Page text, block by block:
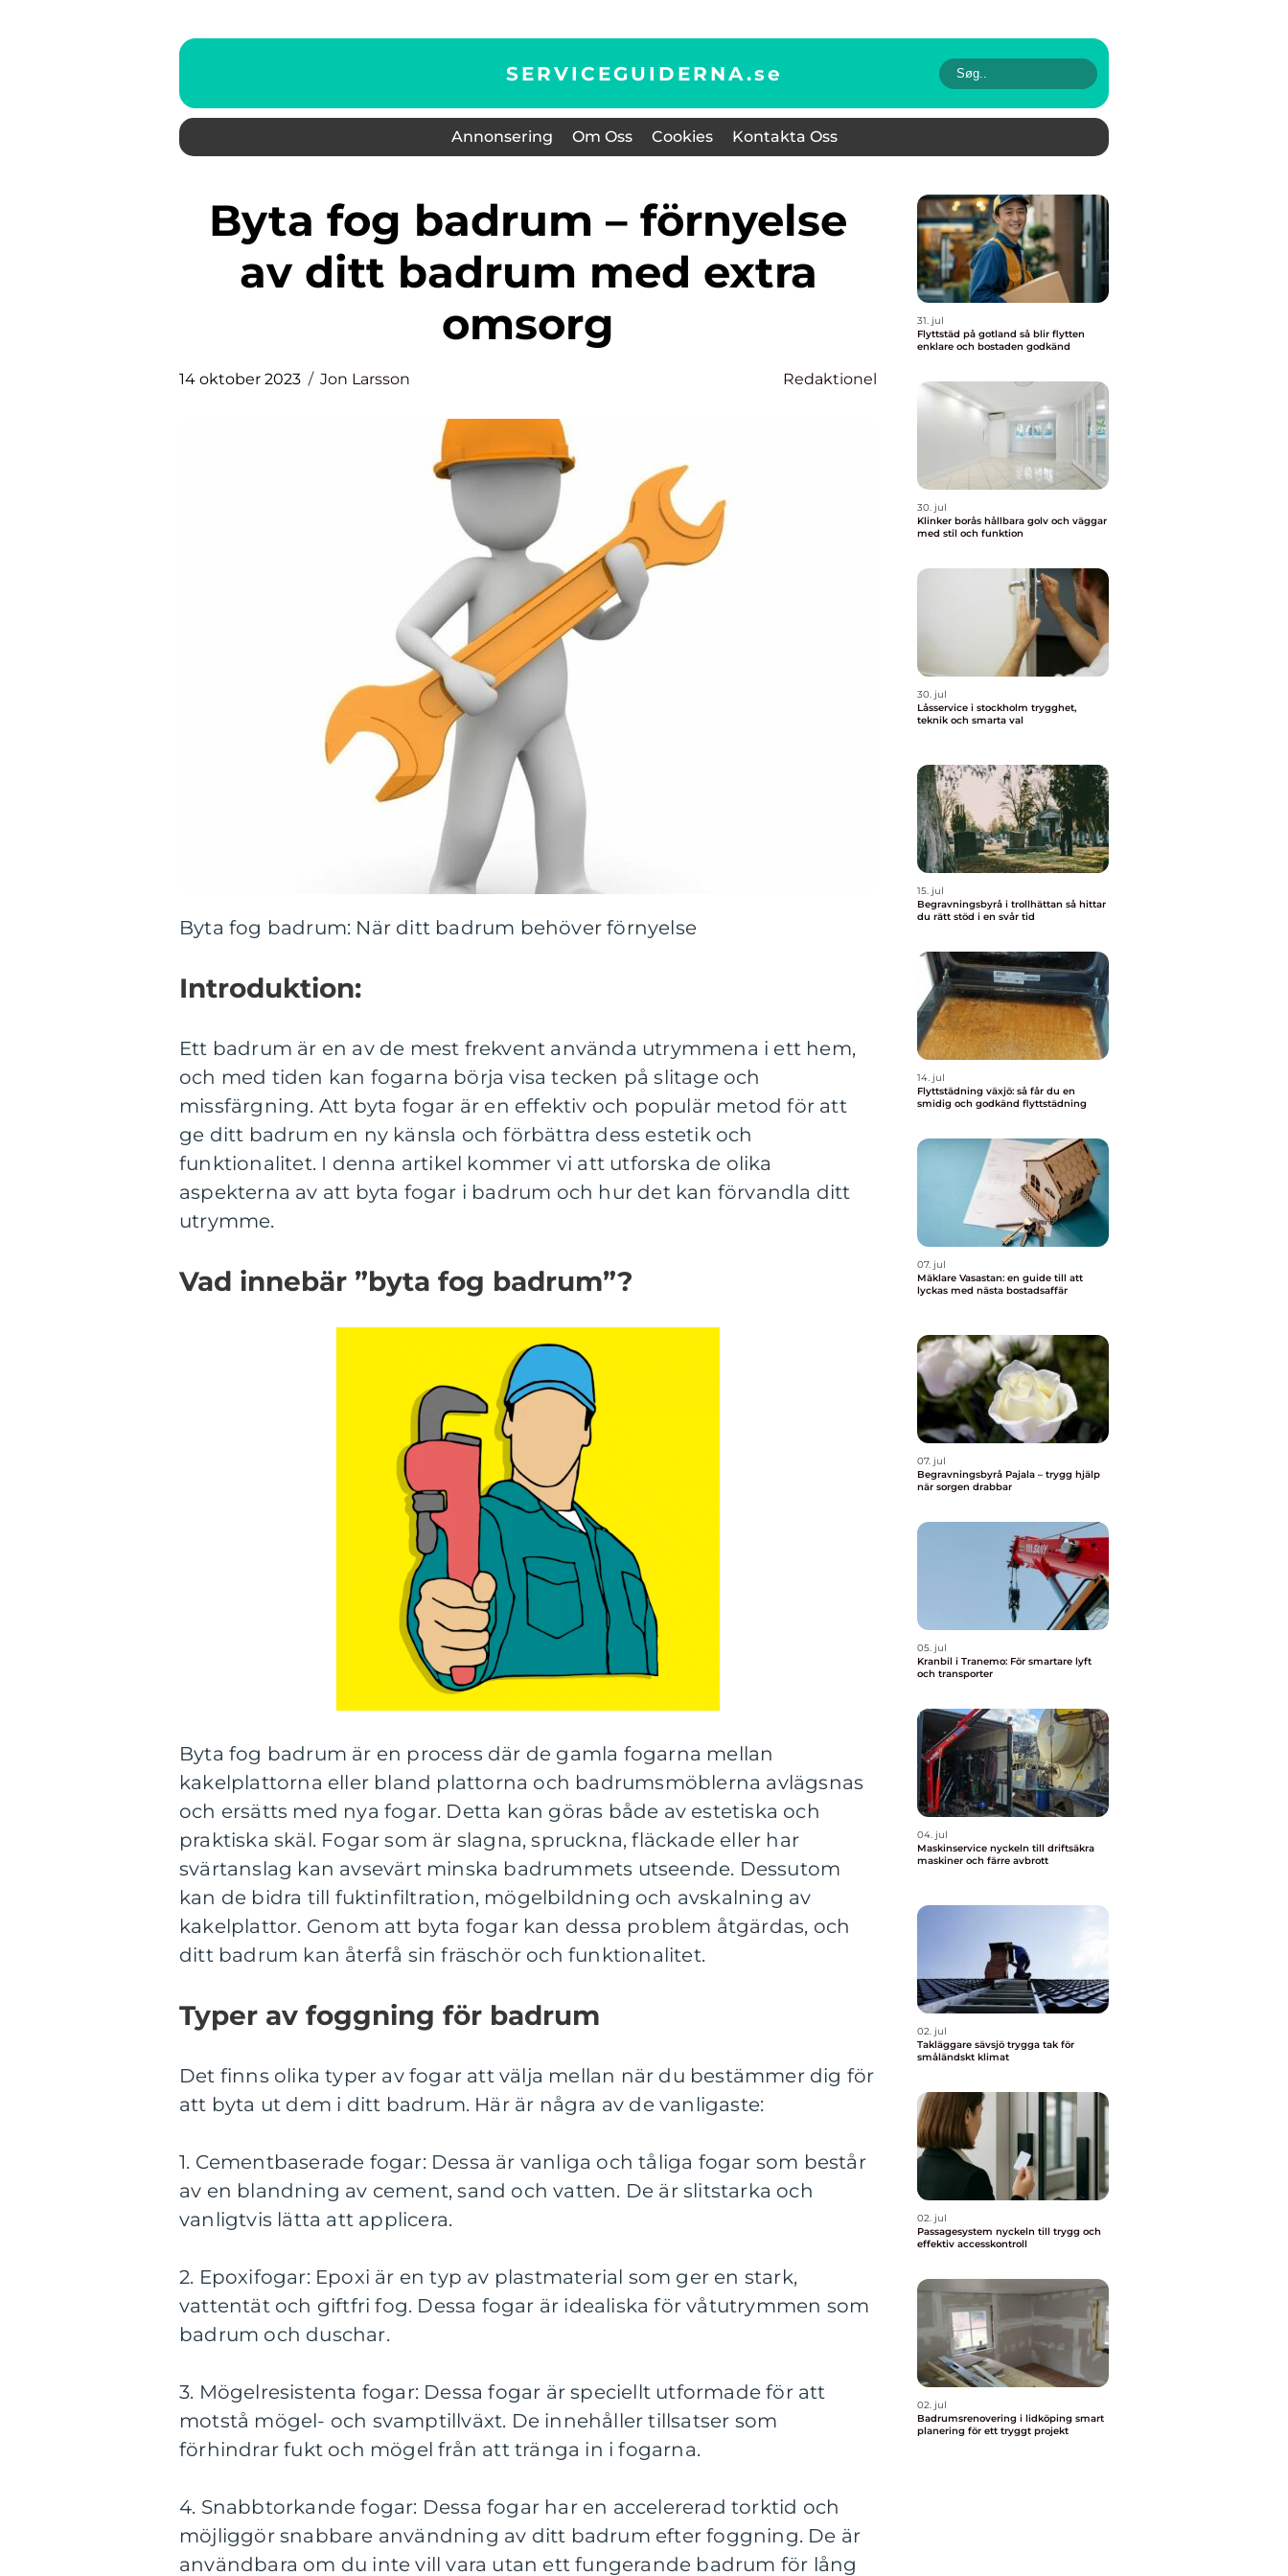
SERVICEGUIDERNA.se
Annonsering Om Oss Cookies Kontakta Oss
Byta fog badrum – förnyelse
av ditt badrum med extra
omsorg
14 oktober 2023 Jon Larsson Redaktionel
Byta fog badrum: När ditt badrum behöver förnyelse
Introduktion:
Ett badrum är en av de mest frekvent använda utrymmena i ett hem,
och med tiden kan fogarna börja visa tecken på slitage och
missfärgning. Att byta fogar är en effektiv och populär metod för att
ge ditt badrum en ny känsla och förbättra dess estetik och
funktionalitet. I denna artikel kommer vi att utforska de olika
aspekterna av att byta fogar i badrum och hur det kan förvandla ditt
utrymme.
Vad innebär ”byta fog badrum”?
Byta fog badrum är en process där de gamla fogarna mellan
kakelplattorna eller bland plattorna och badrumsmöblerna avlägsnas
och ersätts med nya fogar. Detta kan göras både av estetiska och
praktiska skäl. Fogar som är slagna, spruckna, fläckade eller har
svärtanslag kan avsevärt minska badrummets utseende. Dessutom
kan de bidra till fuktinfiltration, mögelbildning och avskalning av
kakelplattor. Genom att byta fogar kan dessa problem åtgärdas, och
ditt badrum kan återfå sin fräschör och funktionalitet.
Typer av foggning för badrum
Det finns olika typer av fogar att välja mellan när du bestämmer dig för
att byta ut dem i ditt badrum. Här är några av de vanligaste:
1. Cementbaserade fogar: Dessa är vanliga och tåliga fogar som består
av en blandning av cement, sand och vatten. De är slitstarka och
vanligtvis lätta att applicera.
2. Epoxifogar: Epoxi är en typ av plastmaterial som ger en stark,
vattentät och giftfri fog. Dessa fogar är idealiska för våtutrymmen som
badrum och duschar.
3. Mögelresistenta fogar: Dessa fogar är speciellt utformade för att
motstå mögel- och svamptillväxt. De innehåller tillsatser som
förhindrar fukt och mögel från att tränga in i fogarna.
4. Snabbtorkande fogar: Dessa fogar har en accelererad torktid och
möjliggör snabbare användning av ditt badrum efter foggning. De är
användbara om du inte vill vara utan ett fungerande badrum för lång
31. jul
Flyttstäd på gotland så blir flytten
enklare och bostaden godkänd
30. jul
Klinker borås hållbara golv och väggar
med stil och funktion
30. jul
Låsservice i stockholm trygghet,
teknik och smarta val
15. jul
Begravningsbyrå i trollhättan så hittar
du rätt stöd i en svår tid
14. jul
Flyttstädning växjö: så får du en
smidig och godkänd flyttstädning
07. jul
Mäklare Vasastan: en guide till att
lyckas med nästa bostadsaffär
07. jul
Begravningsbyrå Pajala – trygg hjälp
när sorgen drabbar
05. jul
Kranbil i Tranemo: För smartare lyft
och transporter
04. jul
Maskinservice nyckeln till driftsäkra
maskiner och färre avbrott
02. jul
Takläggare sävsjö trygga tak för
småländskt klimat
02. jul
Passagesystem nyckeln till trygg och
effektiv accesskontroll
02. jul
Badrumsrenovering i lidköping smart
planering för ett tryggt projekt